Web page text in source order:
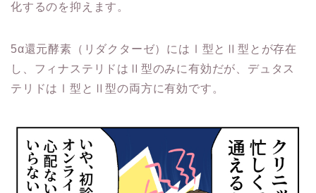
化するのを抑えます。
5α還元酵素（リダクターゼ）にはⅠ型とⅡ型とが存在
し、フィナステリドはⅡ型のみに有効だが、デュタス
テリドはⅠ型とⅡ型の両方に有効です。